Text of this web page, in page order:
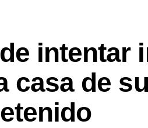
intentar
casa de